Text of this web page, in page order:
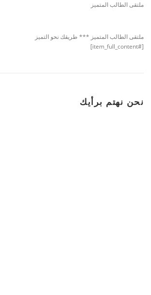
ملتقى الطالب المتميز
ملتقى الطالب المتميز *** طريقك نحو التميز
[#item_full_content]
نحن نهتم برأيك